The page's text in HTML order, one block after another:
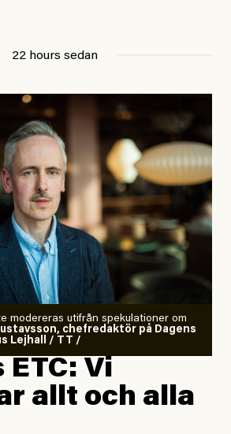
22 hours sedan
modereras utifrån spekulationer om
chefredaktör på Dagens
Lejhall / TT /
ETC: Vi
allt och alla